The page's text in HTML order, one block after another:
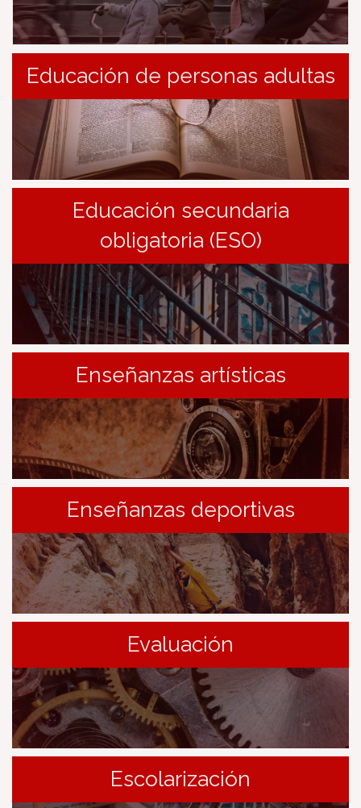
Educación de personas adultas
Educación secundaria
obligatoria (ESO)
Enseñanzas artísticas
Enseñanzas deportivas
Evaluación
Escolarización